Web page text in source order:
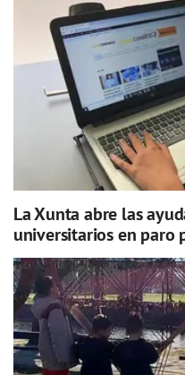
La Xunta abre las
universitarios en paro